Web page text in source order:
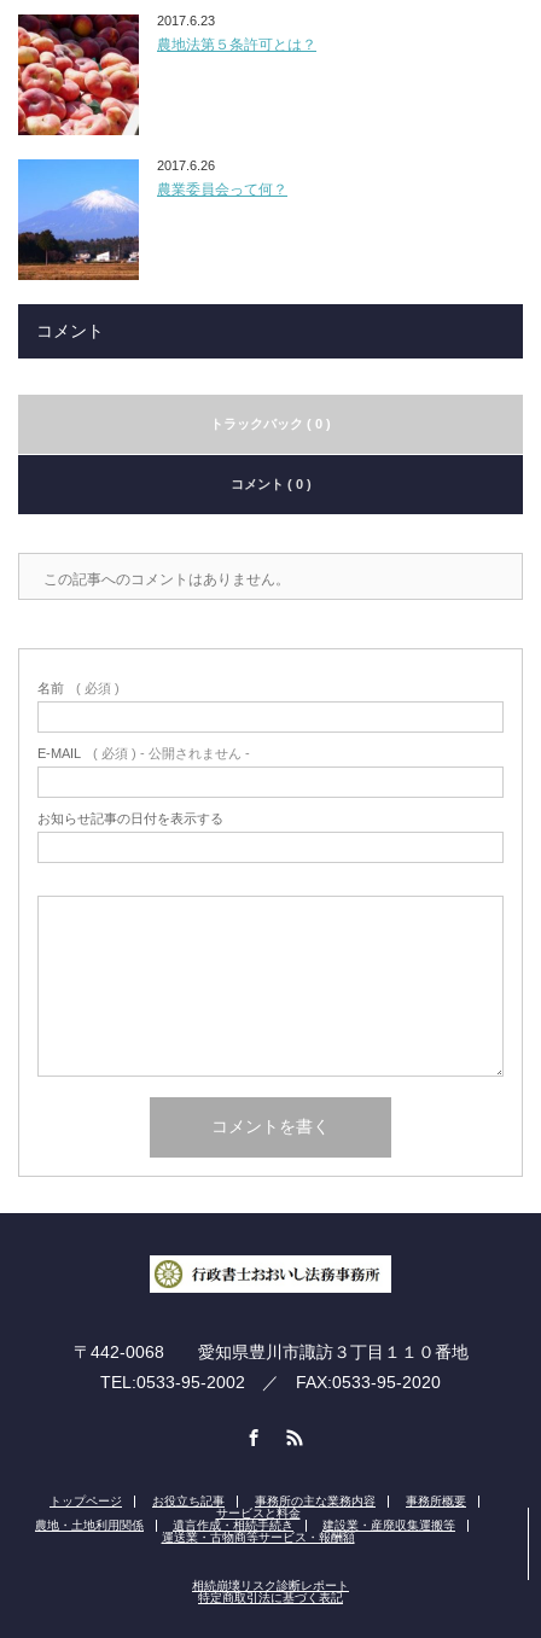
2017.6.23
農地法第５条許可とは？
2017.6.26
農業委員会って何？
コメント
トラックバック ( 0 )
コメント ( 0 )
この記事へのコメントはありません。
名前 ( 必須 )
E-MAIL ( 必須 ) - 公開されません -
お知らせ記事の日付を表示する
〒442-0068 愛知県豊川市諏訪３丁目１１０番地
TEL:0533-95-2002 ／ FAX:0533-95-2020
トップページ お役立ち記事 事務所の主な業務内容
事務所概要
サービスと料金
農地・土地利用関係
遺言作成・相続手続き
建設業・産廃収集運搬等
運送業・古物商等サービス・報酬額
相続崩壊リスク診断レポート
特定商取引法に基づく表記